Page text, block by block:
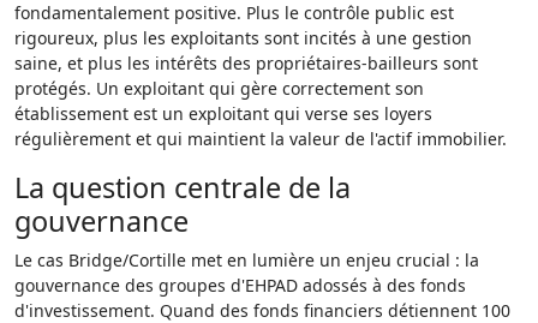
fondamentalement positive. Plus le contrôle public est
rigoureux, plus les exploitants sont incités à une gestion
saine, et plus les intérêts des propriétaires-bailleurs sont
protégés. Un exploitant qui gère correctement son
établissement est un exploitant qui verse ses loyers
régulièrement et qui maintient la valeur de l'actif immobilier.
La question centrale de la
gouvernance
Le cas Bridge/Cortille met en lumière un enjeu crucial : la
gouvernance des groupes d'EHPAD adossés à des fonds
d'investissement. Quand des fonds financiers détiennent 100